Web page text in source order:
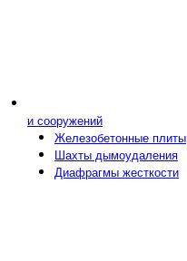
и сооружений
Железобетонные плиты
Шахты дымоудаления
Диафрагмы жесткости